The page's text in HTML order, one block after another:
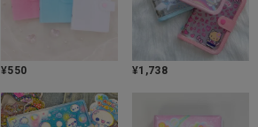
¥550 ¥1,738